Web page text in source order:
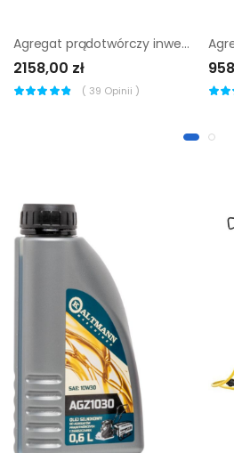
Agregat prądotwórczy inwertorowy K&S KSB 21I
2158,00 zł
( 39 Opinii )